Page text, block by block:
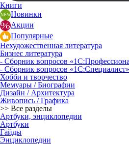
Книги
Новинки
Акции
Популярные
Нехудожественная литература
Бизнес литература
- Сборник вопросов
- Сборник вопросов «1С:Специалист»
Хобби и творчество
Мемуары / Биографии
Дизайн / Архитектура
Живопись / Графика
>> Все разделы
Артбуки, энциклопедии
Артбуки
Гайды
Энциклопедии